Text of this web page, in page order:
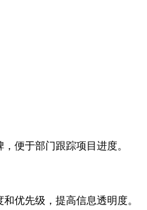
便于部门跟踪项目进度。
优先级，提高信息透明度。